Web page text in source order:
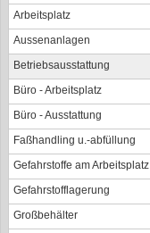
Arbeitsplatz
Aussenanlagen
Betriebsausstattung
Büro - Arbeitsplatz
Büro - Ausstattung
Faßhandling u.-abfüllung
Gefahrstoffe am Arbeitsplatz
Gefahrstofflagerung
Großbehälter